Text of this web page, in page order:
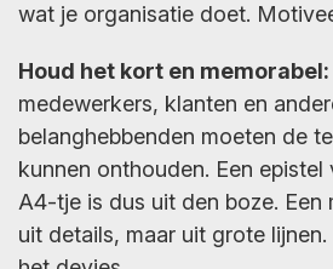
wat je organisatie doet.
Houd het kort en memorabel:
medewerkers, klanten en
belanghebbenden moeten de
kunnen onthouden. Een epistel
A4-tje is dus uit den boze. Een
uit details, maar uit grote